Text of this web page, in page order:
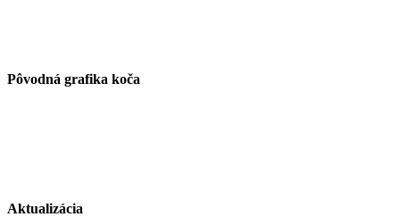
Pôvodná grafika koča
Aktualizácia